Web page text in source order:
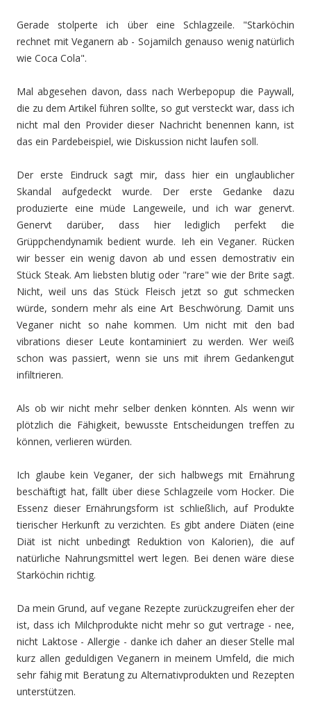
Gerade stolperte ich über eine Schlagzeile. "Starköchin
rechnet mit Veganern ab - Sojamilch genauso wenig natürlich
wie Coca Cola".
Mal abgesehen davon, dass nach Werbepopup die Paywall,
die zu dem Artikel führen sollte, so gut versteckt war, dass ich
nicht mal den Provider dieser Nachricht benennen kann, ist
das ein Pardebeispiel, wie Diskussion nicht laufen soll.
Der erste Eindruck sagt mir, dass hier ein unglaublicher
Skandal aufgedeckt wurde. Der erste Gedanke dazu
produzierte eine müde Langeweile, und ich war genervt.
Genervt darüber, dass hier lediglich perfekt die
Grüppchendynamik bedient wurde. Ieh ein Veganer. Rücken
wir besser ein wenig davon ab und essen demostrativ ein
Stück Steak. Am liebsten blutig oder "rare" wie der Brite sagt.
Nicht, weil uns das Stück Fleisch jetzt so gut schmecken
würde, sondern mehr als eine Art Beschwörung. Damit uns
Veganer nicht so nahe kommen. Um nicht mit den bad
vibrations dieser Leute kontaminiert zu werden. Wer weiß
schon was passiert, wenn sie uns mit ihrem Gedankengut
infiltrieren.
Als ob wir nicht mehr selber denken könnten. Als wenn wir
plötzlich die Fähigkeit, bewusste Entscheidungen treffen zu
können, verlieren würden.
Ich glaube kein Veganer, der sich halbwegs mit Ernährung
beschäftigt hat, fällt über diese Schlagzeile vom Hocker. Die
Essenz dieser Ernährungsform ist schließlich, auf Produkte
tierischer Herkunft zu verzichten. Es gibt andere Diäten (eine
Diät ist nicht unbedingt Reduktion von Kalorien), die auf
natürliche Nahrungsmittel wert legen. Bei denen wäre diese
Starköchin richtig.
Da mein Grund, auf vegane Rezepte zurückzugreifen eher der
ist, dass ich Milchprodukte nicht mehr so gut vertrage - nee,
nicht Laktose - Allergie - danke ich daher an dieser Stelle mal
kurz allen geduldigen Veganern in meinem Umfeld, die mich
sehr fähig mit Beratung zu Alternativprodukten und Rezepten
unterstützen.